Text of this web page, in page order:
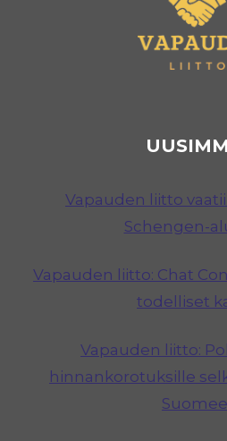
Vapauden liitto
Schengen-
Vapauden liitto: Chat
todelliset
Vapauden liitto:
hinnankorotuksille